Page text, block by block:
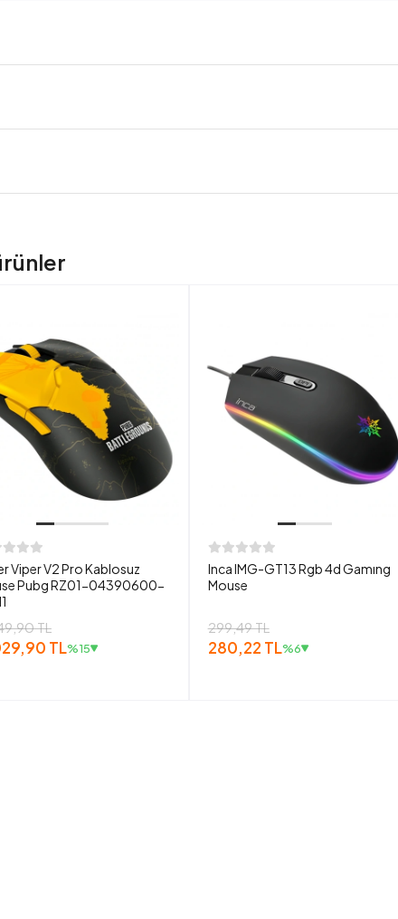
Viper V2 Pro Kablosuz
Pubg RZ01-04390600-
TL
TL%15
Inca IMG-GT13 Rgb 4d Gamıng
Mouse
299,49 TL
280,22 TL%6